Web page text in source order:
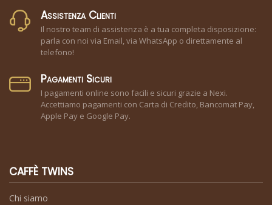
Assistenza Clienti
Il nostro team di assistenza è a tua completa disposizione:
parla con noi via Email, via WhatsApp o direttamente al
telefono!
Pagamenti Sicuri
I pagamenti online sono facili e sicuri grazie a Nexi.
Accettiamo pagamenti con Carta di Credito, Bancomat Pay,
Apple Pay e Google Pay.
CAFFÈ TWINS
Chi siamo